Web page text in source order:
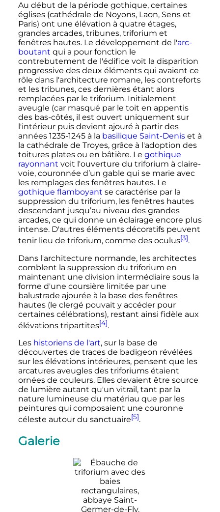
Au début de la période gothique, certaines
églises (cathédrale de Noyons, Laon, Sens et
Paris) ont une élévation à quatre étages,
grandes arcades, tribunes, triforium et
fenêtres hautes. Le développement de l'arc-
boutant qui a pour fonction le
contrebutement de l'édifice voit la disparition
progressive des deux éléments qui avaient ce
rôle dans l'architecture romane, les contreforts
et les tribunes, ces dernières étant alors
remplacées par le triforium. Initialement
aveugle (car masqué par le toit en appentis
des bas-côtés, il est ouvert uniquement sur
l'intérieur puis devient ajouré à partir des
années 1235-1245 à la basilique Saint-Deniset à
la cathédrale de Troyes, grâce à l'adoption des
toitures plates ou en bâtière. Le gothique
rayonnant voit l'ouverture du triforium à claire-
voie, couronnée d’un gable qui se marie avec
les remplages des fenêtres hautes. Le
gothique flamboyant se caractérise par la
suppression du triforium, les fenêtres hautes
descendant jusqu’au niveau des grandes
arcades, ce qui donne un éclairage encore plus
intense. D'autres éléments décoratifs peuvent
tenir lieu de triforium, comme des oculus[3].
Dans l'architecture normande, les architectes
comblent la suppression du triforium en
maintenant une division intermédiaire sous la
forme d'une coursière limitée par une
balustrade ajourée à la base des fenêtres
hautes (le clergé pouvait y accéder pour
certaines célébrations), restant ainsi fidèle aux
élévations tripartites[4].
Les historiens de l'art, sur la base de
découvertes de traces de badigeon révélées
sur les élévations intérieures, pensent que les
arcatures aveugles des triforiums étaient
ornées de couleurs. Elles devaient être source
de lumière autant qu'un vitrail, tant par la
nature lumineuse du matériau que par les
peintures qui composaient une couronne
céleste autour du sanctuaire[5].
Galerie